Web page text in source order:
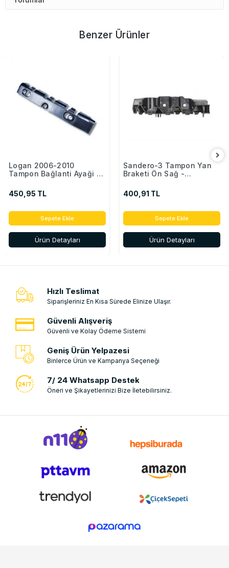
Benzer Ürünler
Logan 2006-2010
Tampon Bağlanti Ayaği -
450,95 TL
Sepete Ekle
Ürün Detayları
Sandero-3 Tampon Yan
Braketi Ön Sağ -
400,91 TL
Sepete Ekle
Ürün Detayları
Hızlı Teslimat
Siparişleriniz En Kısa Sürede Elinize Ulaşır.
Güvenli Alışveriş
Güvenli ve Kolay Ödeme Sistemi
Geniş Ürün Yelpazesi
Binlerce Ürün ve Kampanya Seçeneği
7/ 24 Whatsapp Destek
Öneri ve Şikayetlerinizi Bize İletebilirsiniz.